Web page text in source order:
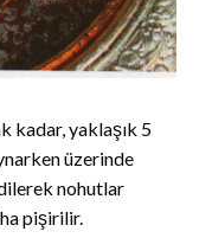
kadar, yaklaşık 5
üzerinde
nohutlar
pişirilir.